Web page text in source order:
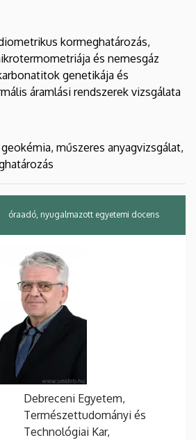
kormeghatározás,
és nemesgáz
genetikája és
áramlási rendszerek vizsgálata
műszeres anyagvizsgálat,
óraadó, nyugalmazott egyetemi docens
Debreceni Egyetem,
Természettudományi és
Technológiai Kar,